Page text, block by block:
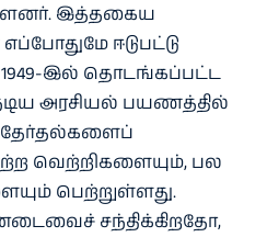
இத்தகைய
ஈடுபட்டு
இல் தொடங்கப்பட்ட
அரசியல் பயணத்தில்
வெற்றிகளையும், பல
பெற்றுள்ளது.
சந்திக்கிறதோ,